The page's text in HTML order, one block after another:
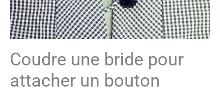
Coudre une bride pour
attacher un bouton